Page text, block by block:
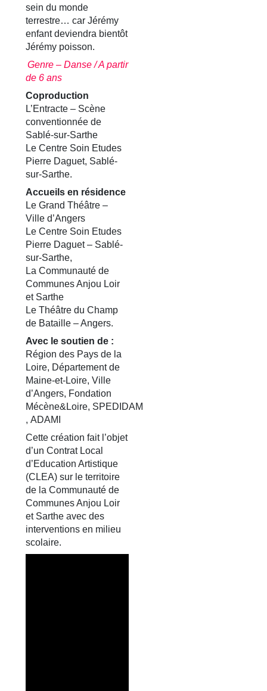
sein du monde
terrestre… car Jérémy
enfant deviendra bientôt
Jérémy poisson.
Genre – Danse / A partir
de 6 ans
​Coproduction
L’Entracte – Scène
conventionnée de
Sablé-sur-Sarthe
Le Centre Soin Etudes
Pierre Daguet, Sablé-
sur-Sarthe.
Accueils en résidence
Le Grand Théâtre –
Ville d’Angers
Le Centre Soin Etudes
Pierre Daguet – Sablé-
sur-Sarthe,
La Communauté de
Communes Anjou Loir
et Sarthe
Le Théâtre du Champ
de Bataille – Angers.
​Avec le soutien de :
Région des Pays de la
Loire, Département de
Maine-et-Loire, Ville
d’Angers, Fondation
Mécène&Loire, SPEDIDAM
, ADAMI
Cette création fait l’objet
d’un Contrat Local
d’Education Artistique
(CLEA) sur le territoire
de la Communauté de
Communes Anjou Loir
et Sarthe avec des
interventions en milieu
scolaire.